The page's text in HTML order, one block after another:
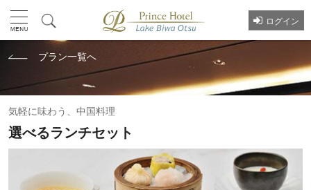
ログイン
プラン一覧へ
気軽に味わう、中国料理
選べるランチセット